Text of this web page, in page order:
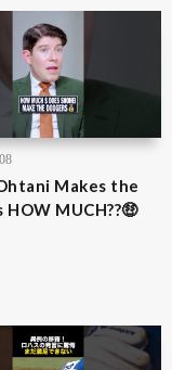
Makes the
HOW MUCH??🤑